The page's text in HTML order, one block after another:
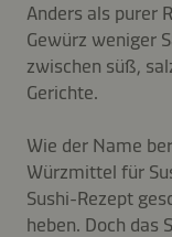
Anders als purer
Gewürz weniger
zwischen süß,
Gerichte.
Wie der Name
Würzmittel für
Sushi-Rezept
heben. Doch das